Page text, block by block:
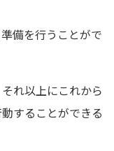
備を行うことがで
れ以上にこれから
することができる